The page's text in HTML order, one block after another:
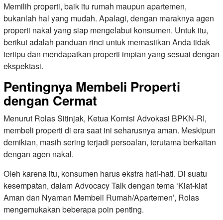
Memilih properti, baik itu rumah maupun apartemen,
bukanlah hal yang mudah. Apalagi, dengan maraknya agen
properti nakal yang siap mengelabui konsumen. Untuk itu,
berikut adalah panduan rinci untuk memastikan Anda tidak
tertipu dan mendapatkan properti impian yang sesuai dengan
ekspektasi.
Pentingnya Membeli Properti
dengan Cermat
Menurut Rolas Sitinjak, Ketua Komisi Advokasi BPKN-RI,
membeli properti di era saat ini seharusnya aman. Meskipun
demikian, masih sering terjadi persoalan, terutama berkaitan
dengan agen nakal.
Oleh karena itu, konsumen harus ekstra hati-hati. Di suatu
kesempatan, dalam Advocacy Talk dengan tema ‘Kiat-kiat
Aman dan Nyaman Membeli Rumah/Apartemen’, Rolas
mengemukakan beberapa poin penting.